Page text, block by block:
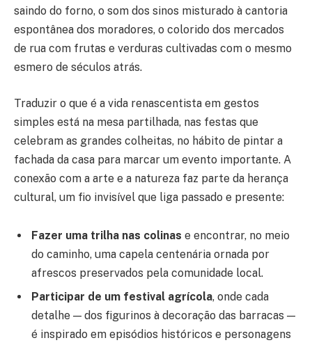
saindo do forno, o som dos sinos misturado à cantoria
espontânea dos moradores, o colorido dos mercados
de rua com frutas e verduras cultivadas com o mesmo
esmero de séculos atrás.
Traduzir o que é a vida renascentista em gestos
simples está na mesa partilhada, nas festas que
celebram as grandes colheitas, no hábito de pintar a
fachada da casa para marcar um evento importante. A
conexão com a arte e a natureza faz parte da herança
cultural, um fio invisível que liga passado e presente:
Fazer uma trilha nas colinas e encontrar, no meio
do caminho, uma capela centenária ornada por
afrescos preservados pela comunidade local.
Participar de um festival agrícola, onde cada
detalhe — dos figurinos à decoração das barracas —
é inspirado em episódios históricos e personagens